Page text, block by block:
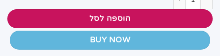
הוספה לסל
BUY NOW